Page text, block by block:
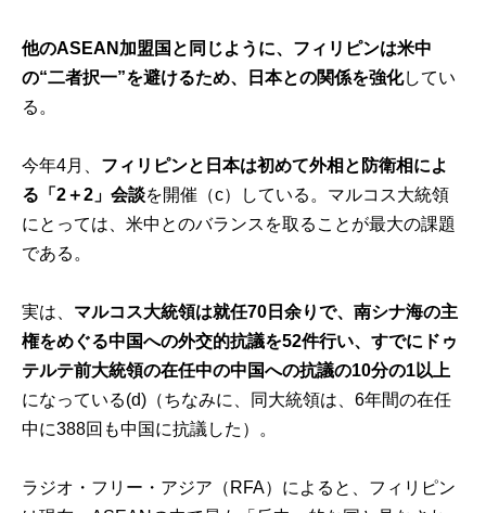
他のASEAN加盟国と同じように、フィリピンは米中
の“二者択一”を避けるため、日本との関係を強化してい
る。
今年4月、 フィリピンと日本は初めて外相と防衛相によ
る「2＋2」会談を開催（c）している。マルコス大統領
にとっては、米中とのバランスを取ることが最大の課題
である。
実は、 マルコス大統領は就任70日余りで、南シナ海の主
権をめぐる中国への外交的抗議を52件行い、すでにドゥ
テルテ前大統領の在任中の中国への抗議の10分の1以上
になっている(d)（ちなみに、同大統領は、6年間の在任
中に388回も中国に抗議した）。
ラジオ・フリー・アジア（RFA）によると、フィリピン